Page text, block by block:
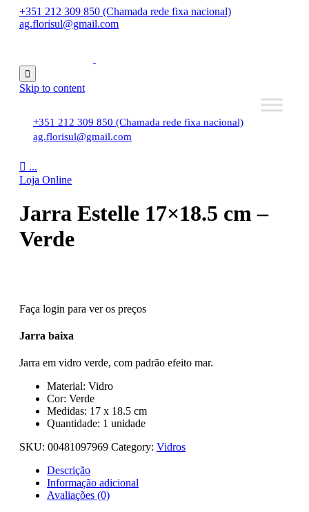
+351 212 309 850 (Chamada rede fixa nacional)
ag.florisul@gmail.com

Skip to content
+351 212 309 850 (Chamada rede fixa nacional)
ag.florisul@gmail.com
 ...
Loja Online
Jarra Estelle 17×18.5 cm –
Verde
Faça login para ver os preços
Jarra baixa
Jarra em vidro verde, com padrão efeito mar.
Material: Vidro
Cor: Verde
Medidas: 17 x 18.5 cm
Quantidade: 1 unidade
SKU: 00481097969 Category: Vidros
Descrição
Informação adicional
Avaliações (0)